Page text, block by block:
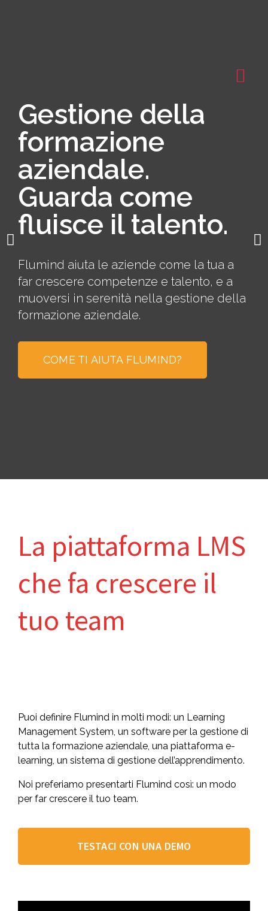
Gestione della
formazione
aziendale.
Guarda come
fluisce il talento.
Flumind aiuta le aziende come la tua a
far crescere competenze e talento, e a
muoversi in serenità nella gestione della
formazione aziendale.
COME TI AIUTA FLUMIND?
La piattaforma LMS
che fa crescere il
tuo team
Puoi definire Flumind in molti modi: un Learning
Management System, un software per la gestione di
tutta la formazione aziendale, una piattaforma e-
learning, un sistema di gestione dell’apprendimento.
Noi preferiamo presentarti Flumind così: un modo
per far crescere il tuo team.
TESTACI CON UNA DEMO